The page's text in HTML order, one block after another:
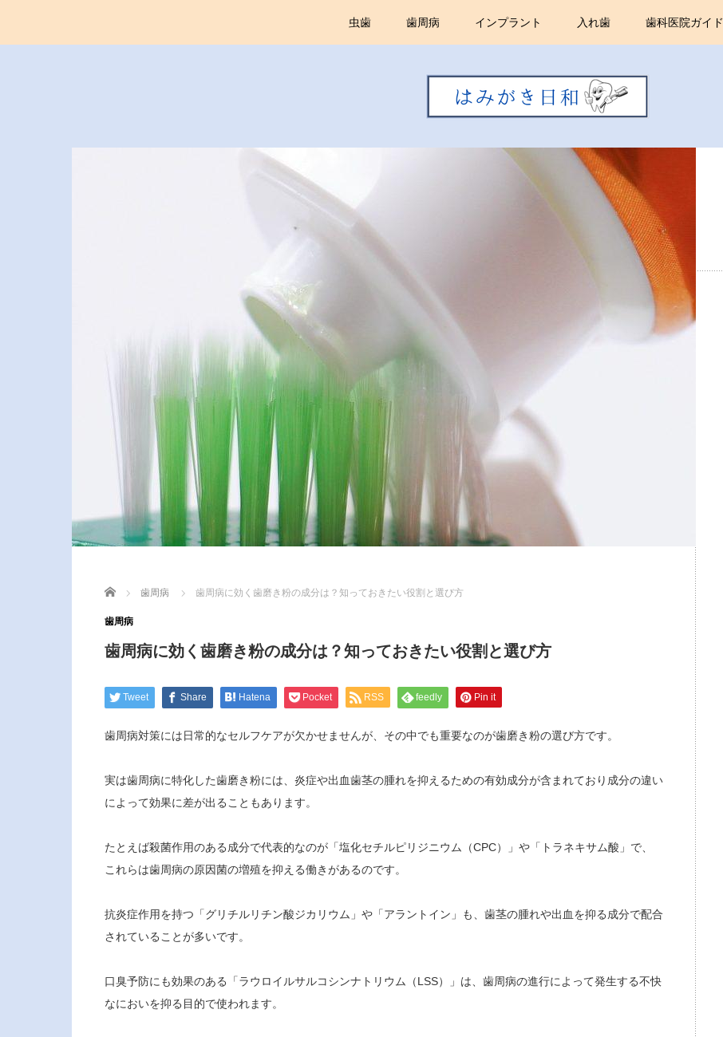
虫歯 歯周病 インプラント 入れ歯 歯科医院ガイド
Home 歯周病 歯周病に効く歯磨き粉の成分は？知っておきたい役割と選び方
歯周病
歯周病に効く歯磨き粉の成分は？知っておきたい役割と選び方
Tweet Share Hatena Pocket RSS feedly Pin it
歯周病対策には日常的なセルフケアが欠かせませんが、その中でも重要なのが歯磨き粉の選び方です。
実は歯周病に特化した歯磨き粉には、炎症や出血歯茎の腫れを抑えるための有効成分が含まれており成分の違い
によって効果に差が出ることもあります。
たとえば殺菌作用のある成分で代表的なのが「塩化セチルピリジニウム（CPC）」や「トラネキサム酸」で、
これらは歯周病の原因菌の増殖を抑える働きがあるのです。
抗炎症作用を持つ「グリチルリチン酸ジカリウム」や「アラントイン」も、歯茎の腫れや出血を抑る成分で配合
されていることが多いです。
口臭予防にも効果のある「ラウロイルサルコシンナトリウム（LSS）」は、歯周病の進行によって発生する不快
なにおいを抑る目的で使われます。